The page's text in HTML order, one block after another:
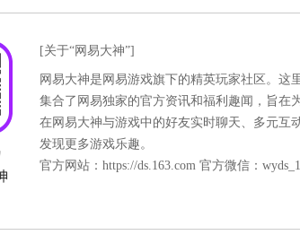
[关于“网易大神”]
网易大神是网易游戏旗下的精英玩家社区。
集合了网易独家的官方资讯和福利趣闻，旨在
在网易大神与游戏中的好友实时聊天、多元互
发现更多游戏乐趣。
官方网站： https://ds.163.com 官方微信：